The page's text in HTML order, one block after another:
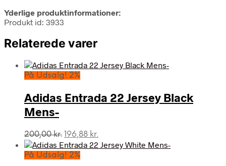
Yderlige produktinformationer:
Produkt id: 3933
Relaterede varer
På Udsalg! 2%
Adidas Entrada 22 Jersey Black
Mens-
200,00kr. Den
oprindelige
pris
196,88 kr.
aktuelle
På Udsalg! 2%